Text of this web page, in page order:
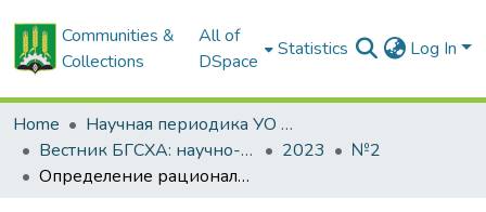
Communities &
Collections
All of
DSpace
Statistics Log In
Home
Научная периодика УО БГСХА
Вестник БГСХА: научно-методический журнал Белорусской государственной сельскохозяйственной академии
2023
№2
Определение рациональных объемов производства и переработки сои в Республике Беларусь